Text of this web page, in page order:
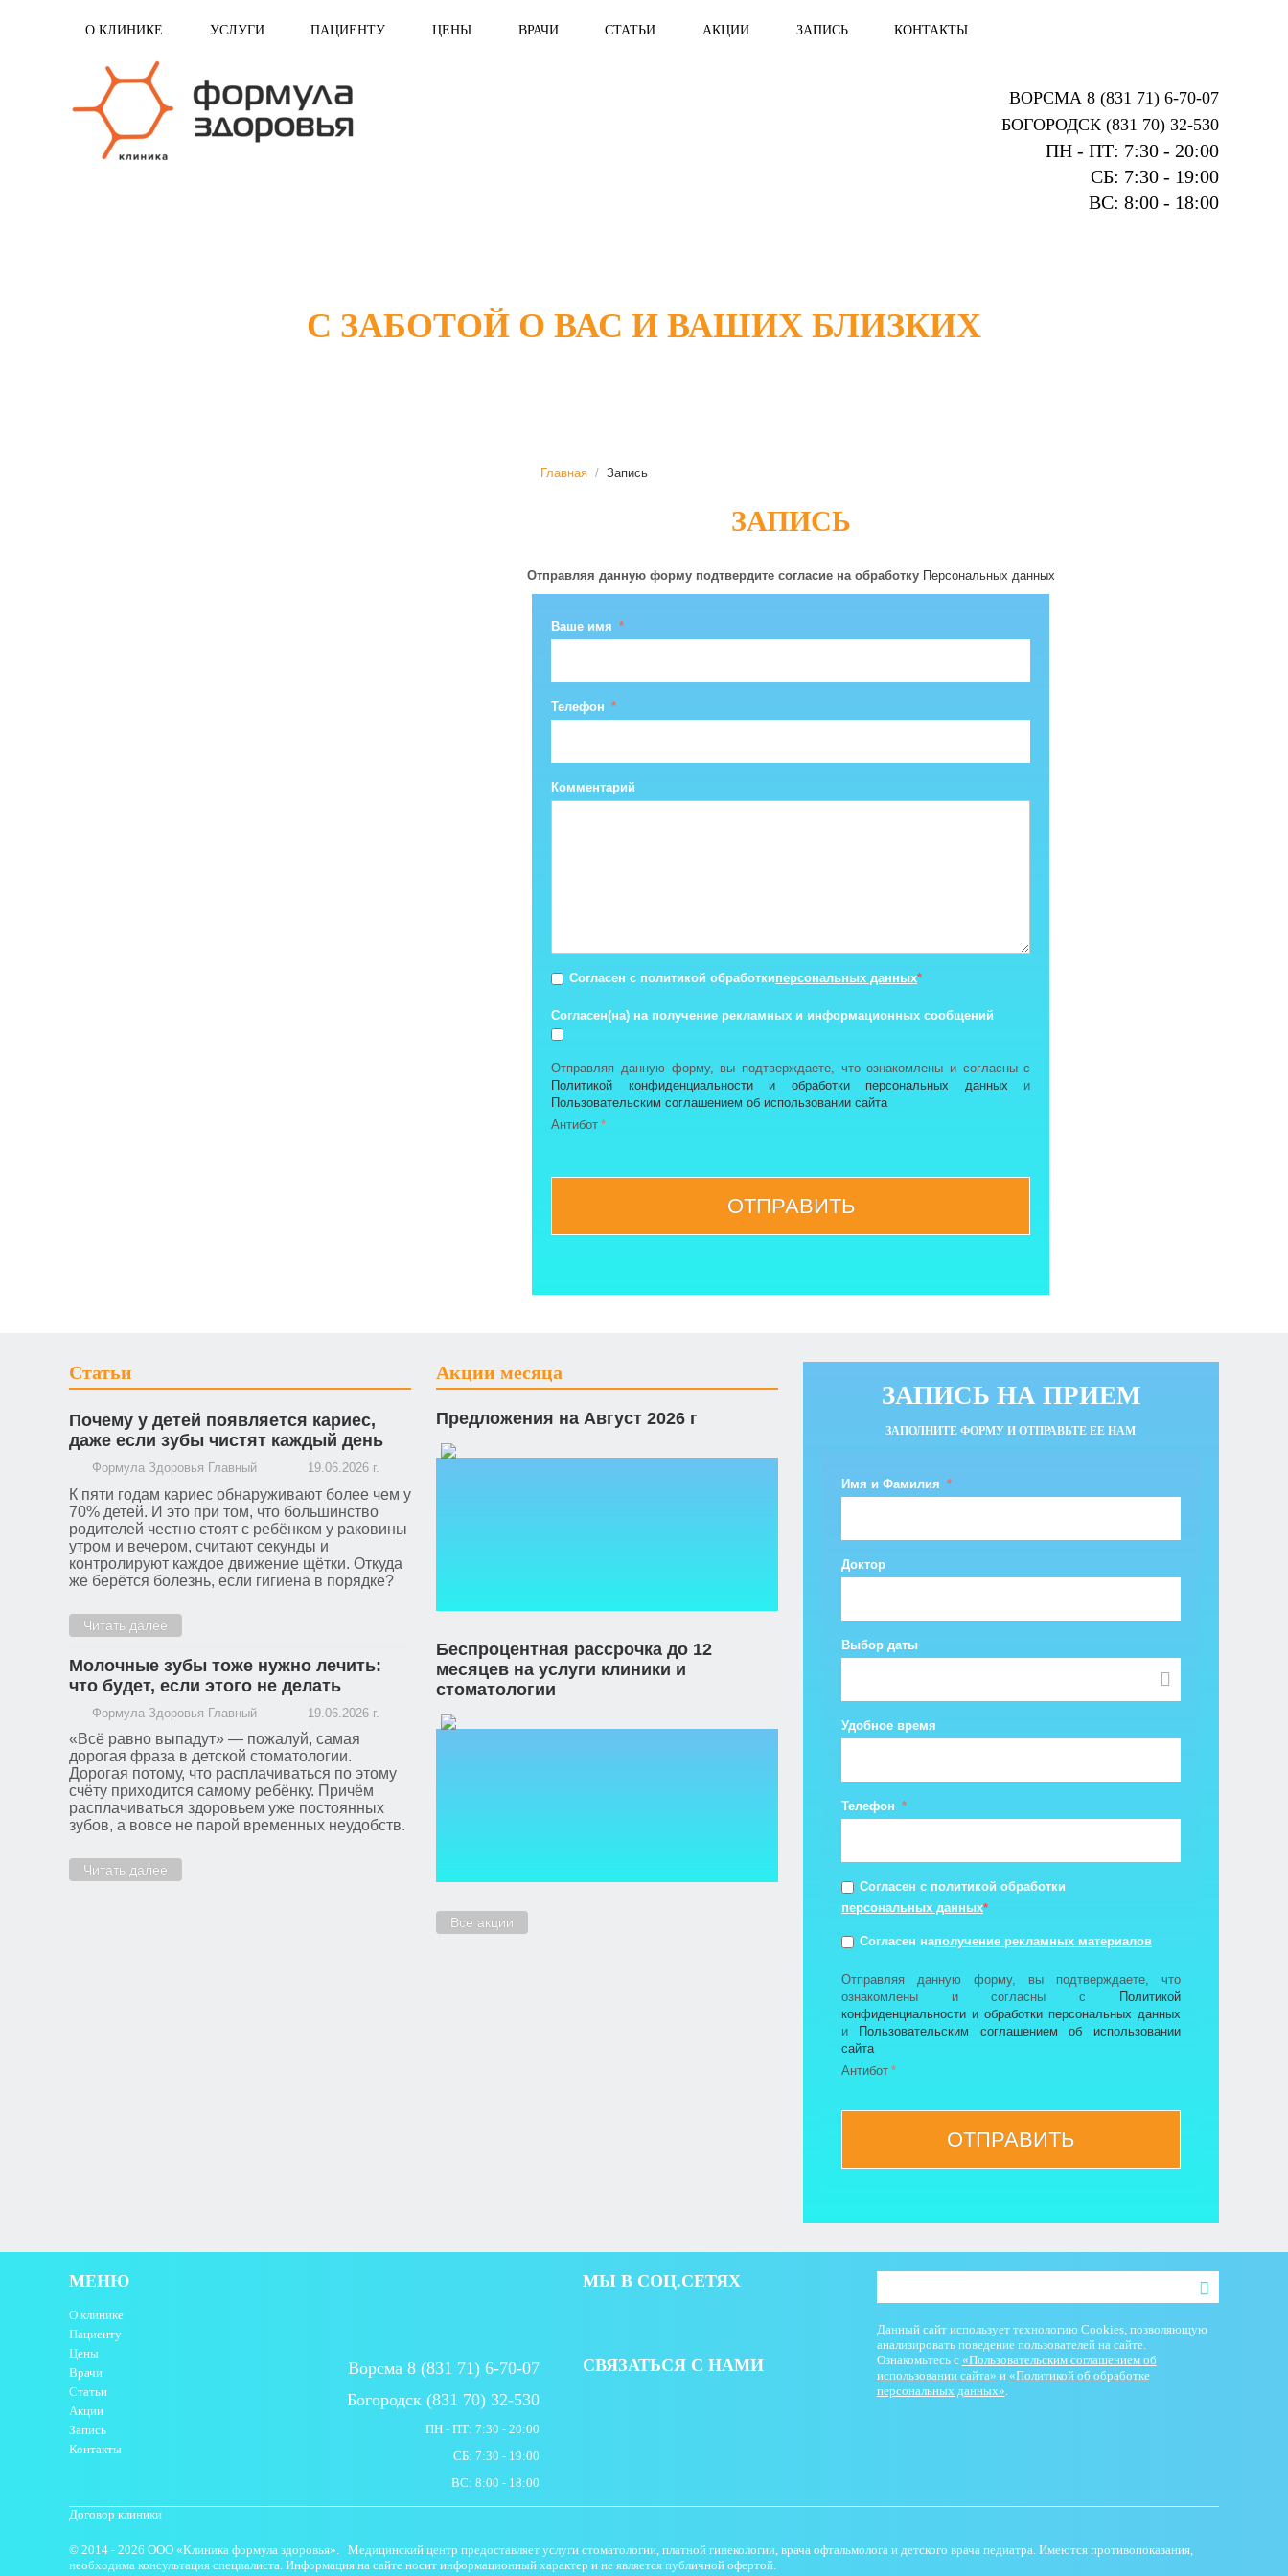
О КЛИНИКЕ УСЛУГИ ПАЦИЕНТУ ЦЕНЫ ВРАЧИ СТАТЬИ АКЦИИ ЗАПИСЬ КОНТАКТЫ
ВОРСМА 8 (831 71) 6-70-07
БОГОРОДСК (831 70) 32-530
ПН - ПТ: 7:30 - 20:00
СБ: 7:30 - 19:00
ВС: 8:00 - 18:00
С ЗАБОТОЙ О ВАС И ВАШИХ БЛИЗКИХ
Главная / Запись
ЗАПИСЬ
Отправляя данную форму подтвердите согласие на обработку Персональных данных
Ваше имя
Телефон
Комментарий
Согласен с политикой обработкиперсональных данных*
Согласен(на) на получение рекламных и информационных сообщений
Отправляя данную форму, вы подтверждаете, что ознакомлены и согласны с
Политикой конфиденциальности и обработки персональных данных и
Пользовательским соглашением об использовании сайта
Антибот
ОТПРАВИТЬ
Статьи
Почему у детей появляется кариес,
даже если зубы чистят каждый день
Формула Здоровья Главный 19.06.2026 г.
К пяти годам кариес обнаруживают более чем у
70% детей. И это при том, что большинство
родителей честно стоят с ребёнком у раковины
утром и вечером, считают секунды и
контролируют каждое движение щётки. Откуда
же берётся болезнь, если гигиена в порядке?
Читать далее
Молочные зубы тоже нужно лечить:
что будет, если этого не делать
Формула Здоровья Главный 19.06.2026 г.
«Всё равно выпадут» — пожалуй, самая
дорогая фраза в детской стоматологии.
Дорогая потому, что расплачиваться по этому
счёту приходится самому ребёнку. Причём
расплачиваться здоровьем уже постоянных
зубов, а вовсе не парой временных неудобств.
Читать далее
Акции месяца
Предложения на Август 2026 г
Беспроцентная рассрочка до 12
месяцев на услуги клиники и
стоматологии
Все акции
ЗАПИСЬ НА ПРИЕМ
ЗАПОЛНИТЕ ФОРМУ И ОТПРАВЬТЕ ЕЕ НАМ
Имя и Фамилия
Доктор
Выбор даты
Удобное время
Телефон
Согласен с политикой обработки
персональных данных*
Согласен наполучение рекламных материалов
Отправляя данную форму, вы подтверждаете, что
ознакомлены и согласны с
Политикой
конфиденциальности и обработки персональных данных
и
Пользовательским соглашением об использовании
сайта
Антибот
ОТПРАВИТЬ
МЕНЮ
О клинике
Пациенту
Цены
Врачи
Статьи
Акции
Запись
Контакты
Ворсма 8 (831 71) 6-70-07
Богородск (831 70) 32-530
ПН - ПТ: 7:30 - 20:00
СБ: 7:30 - 19:00
ВС: 8:00 - 18:00
МЫ В СОЦ.СЕТЯХ
СВЯЗАТЬСЯ С НАМИ
Данный сайт использует технологию Cookies, позволяющую
анализировать поведение пользователей на сайте.
Ознакомьтесь с «Пользовательским соглашением об
использовании сайта» и «Политикой об обработке
персональных данных».
Договор клиники
© 2014 - 2026 ООО «Клиника формула здоровья». Медицинский центр предоставляет услуги стоматологии, платной гинекологии, врача офтальмолога и детского врача педиатра. Имеются противопоказания,
необходима консультация специалиста. Информация на сайте носит информационный характер и не является публичной офертой.